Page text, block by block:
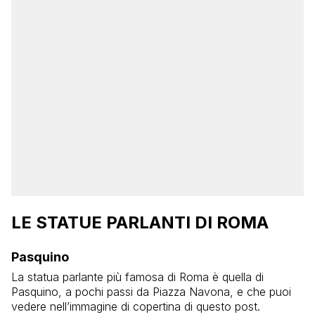
LE STATUE PARLANTI DI ROMA
Pasquino
La statua parlante più famosa di Roma è quella di
Pasquino, a pochi passi da Piazza Navona, e che puoi
vedere nell’immagine di copertina di questo post.